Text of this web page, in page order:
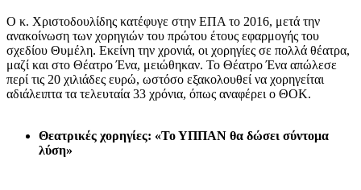
Ο κ. Χριστοδουλίδης κατέφυγε στην ΕΠΑ το 2016, μετά την
ανακοίνωση των χορηγιών του πρώτου έτους εφαρμογής του
σχεδίου Θυμέλη. Εκείνη την χρονιά, οι χορηγίες σε πολλά θέατρα,
μαζί και στο Θέατρο Ένα, μειώθηκαν. Το Θέατρο Ένα απώλεσε
περί τις 20 χιλιάδες ευρώ, ωστόσο εξακολουθεί να χορηγείται
αδιάλειπτα τα τελευταία 33 χρόνια, όπως αναφέρει ο ΘΟΚ.
Θεατρικές χορηγίες: «Το ΥΠΠΑΝ θα δώσει σύντομα
λύση»